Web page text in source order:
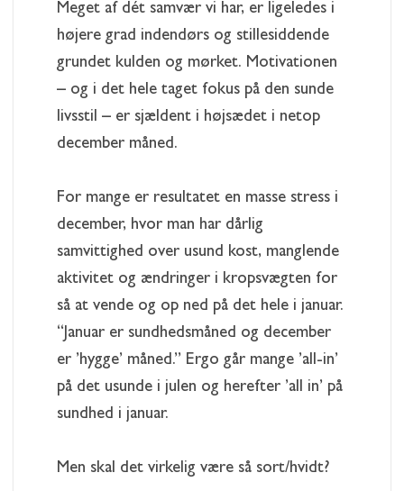
Meget af dét samvær vi har, er ligeledes i
højere grad indendørs og stillesiddende
grundet kulden og mørket. Motivationen
– og i det hele taget fokus på den sunde
livsstil – er sjældent i højsædet i netop
december måned.
For mange er resultatet en masse stress i
december, hvor man har dårlig
samvittighed over usund kost, manglende
aktivitet og ændringer i kropsvægten for
så at vende og op ned på det hele i januar.
“Januar er sundhedsmåned og december
er ’hygge’ måned.” Ergo går mange ’all-in’
på det usunde i julen og herefter ’all in’ på
sundhed i januar.
Men skal det virkelig være så sort/hvidt?